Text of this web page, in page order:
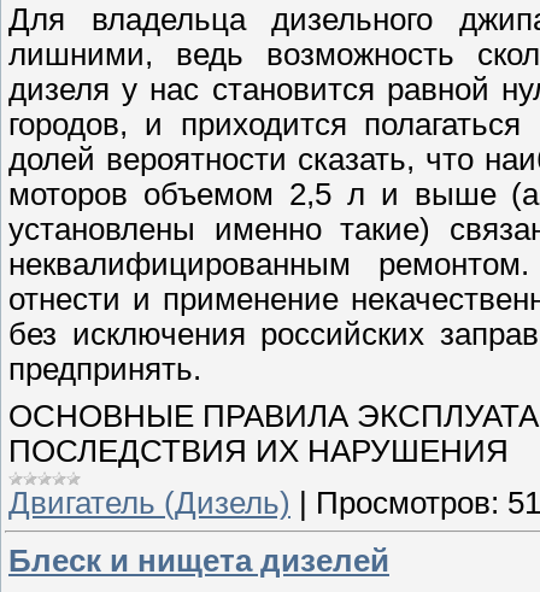
Для владельца дизельного
лишними, ведь возможность
дизеля у нас становится равной
городов, и приходится
долей вероятности сказать, что
моторов объемом 2,5 л и выше
установлены именно такие)
неквалифицированным
отнести и применение
без исключения российских
предпринять.
ОСНОВНЫЕ ПРАВИЛА
ПОСЛЕДСТВИЯ ИХ НАРУШЕНИЯ
Двигатель (Дизель)
Просмотров:
Блеск и нищета дизелей